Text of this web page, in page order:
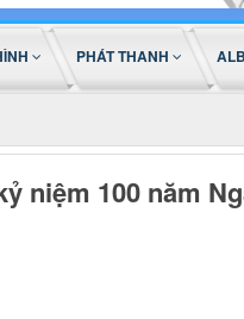
PHÁT THANH
niệm 100 năm